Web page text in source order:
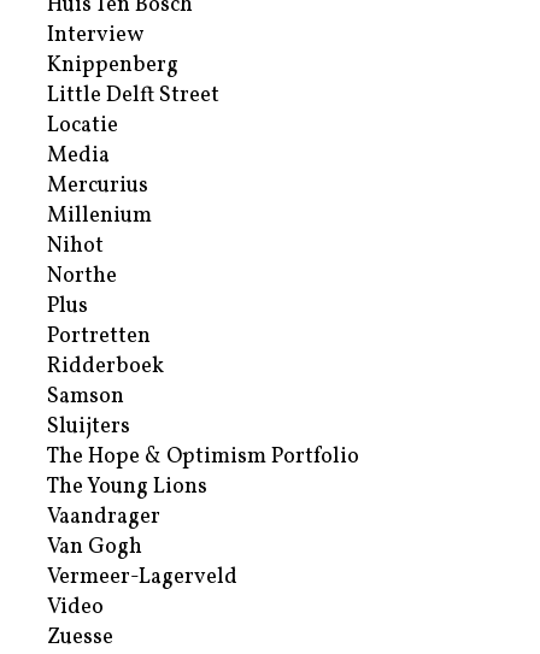
Interview
Knippenberg
Little Delft Street
Locatie
Media
Mercurius
Millenium
Nihot
Northe
Plus
Portretten
Ridderboek
Samson
Sluijters
The Hope & Optimism Portfolio
The Young Lions
Vaandrager
Van Gogh
Vermeer-Lagerveld
Video
Zuesse